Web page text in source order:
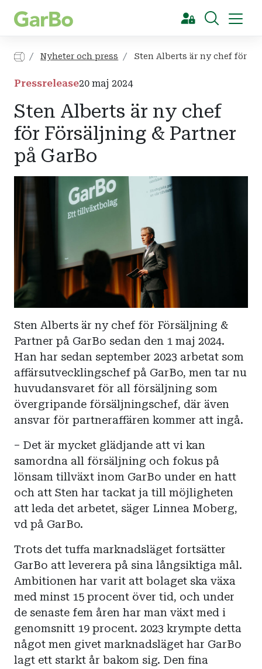
[Sök]
Nyheter och press Sten Alberts är ny chef för
Pressrelease20 maj 2024
Sten Alberts är ny chef
för Försäljning & Partner
på GarBo
Sten Alberts är ny chef för Försäljning &
Partner på GarBo sedan den 1 maj 2024.
Han har sedan september 2023 arbetat som
affärsutvecklingschef på GarBo, men tar nu
huvudansvaret för all försäljning som
övergripande försäljningschef, där även
ansvar för partneraffären kommer att ingå.
– Det är mycket glädjande att vi kan
samordna all försäljning och fokus på
lönsam tillväxt inom GarBo under en hatt
och att Sten har tackat ja till möjligheten
att leda det arbetet, säger Linnea Moberg,
vd på GarBo.
Trots det tuffa marknadsläget fortsätter
GarBo att leverera på sina långsiktiga mål.
Ambitionen har varit att bolaget ska växa
med minst 15 procent över tid, och under
de senaste fem åren har man växt med i
genomsnitt 19 procent. 2023 krympte detta
något men givet marknadsläget har GarBo
lagt ett starkt år bakom sig. Den fina